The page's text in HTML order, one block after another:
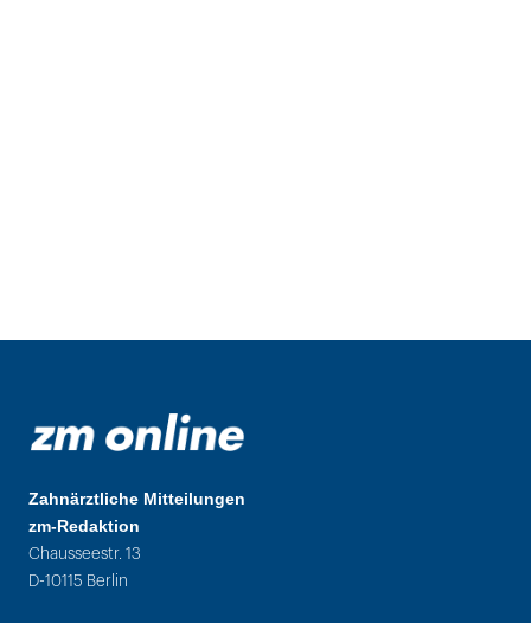
Zahnärztliche Mitteilungen
zm-Redaktion
Chausseestr. 13
D-10115 Berlin